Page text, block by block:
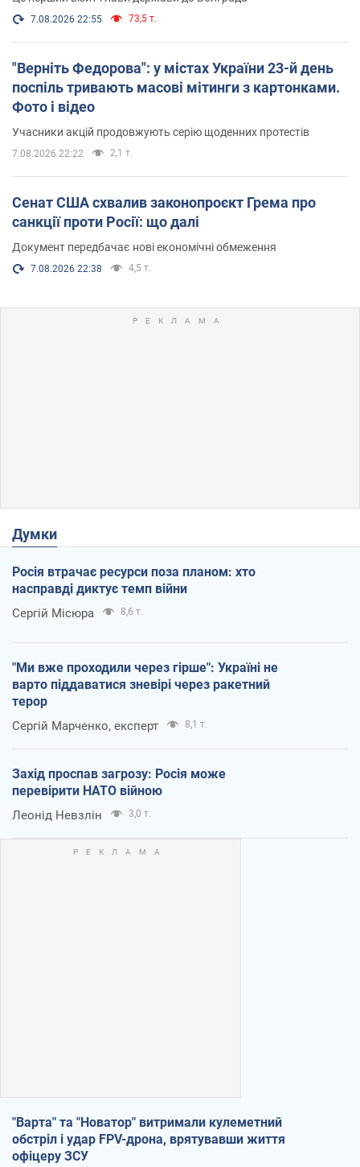
7.08.2026 22:55 73,5 т.
"Верніть Федорова": у містах України 23-й день
поспіль тривають масові мітинги з картонками.
Фото і відео
Учасники акцій продовжують серію щоденних протестів
7.08.2026 22:22 2,1 т.
Сенат США схвалив законопроєкт Грема про
санкції проти Росії: що далі
Документ передбачає нові економічні обмеження
7.08.2026 22:38 4,5 т.
Думки
Росія втрачає ресурси поза планом: хто
насправді диктує темп війни
Сергій Місюра 8,6 т.
"Ми вже проходили через гірше": Україні не
варто піддаватися зневірі через ракетний
терор
Сергій Марченко, експерт 8,1 т.
Захід проспав загрозу: Росія може
перевірити НАТО війною
Леонід Невзлін 3,0 т.
"Варта" та "Новатор" витримали кулеметний
обстріл і удар FPV-дрона, врятувавши життя
офіцеру ЗСУ